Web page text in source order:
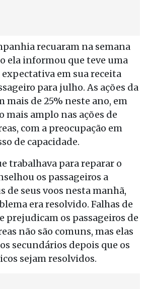
recuaram na semana
ela informou que teve uma
expectativa em sua receita
para julho. As ações da
mais de 25% neste ano, em
mais amplo nas ações de
com a preocupação em
de capacidade.
trabalhava para reparar o
os passageiros a
de seus voos nesta manhã,
era resolvido. Falhas de
prejudicam os passageiros de
não são comuns, mas elas
secundários depois que os
sejam resolvidos.